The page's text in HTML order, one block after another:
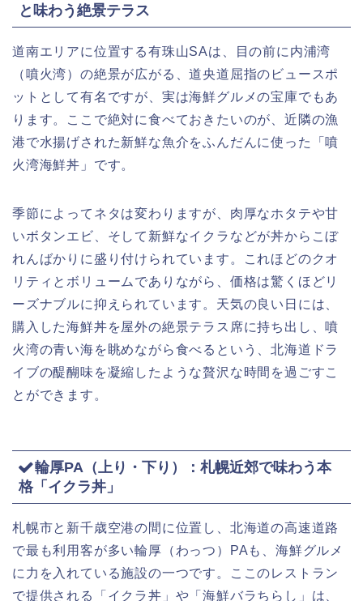
と味わう絶景テラス
道南エリアに位置する有珠山SAは、目の前に内浦湾
（噴火湾）の絶景が広がる、道央道屈指のビュースポ
ットとして有名ですが、実は海鮮グルメの宝庫でもあ
ります。ここで絶対に食べておきたいのが、近隣の漁
港で水揚げされた新鮮な魚介をふんだんに使った「噴
火湾海鮮丼」です。
季節によってネタは変わりますが、肉厚なホタテや甘
いボタンエビ、そして新鮮なイクラなどが丼からこぼ
れんばかりに盛り付けられています。これほどのクオ
リティとボリュームでありながら、価格は驚くほどリ
ーズナブルに抑えられています。天気の良い日には、
購入した海鮮丼を屋外の絶景テラス席に持ち出し、噴
火湾の青い海を眺めながら食べるという、北海道ドラ
イブの醍醐味を凝縮したような贅沢な時間を過ごすこ
とができます。
輪厚PA（上り・下り）：札幌近郊で味わう本
格「イクラ丼」
札幌市と新千歳空港の間に位置し、北海道の高速道路
で最も利用客が多い輪厚（わっつ）PAも、海鮮グルメ
に力を入れている施設の一つです。ここのレストラン
で提供される「イクラ丼」や「海鮮バラちらし」は、